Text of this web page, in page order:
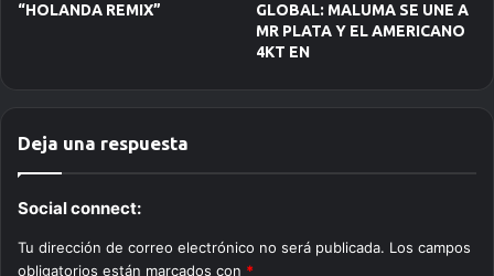
“HOLANDA REMIX”
GLOBAL: MALUMA SE UNE A
MR PLATA Y EL AMERICANO
4KT EN
Deja una respuesta
Social connect:
Tu dirección de correo electrónico no será publicada. Los campos
obligatorios están marcados con *